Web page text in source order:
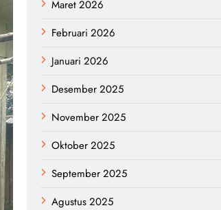
Maret 2026
Februari 2026
Januari 2026
Desember 2025
November 2025
Oktober 2025
September 2025
Agustus 2025